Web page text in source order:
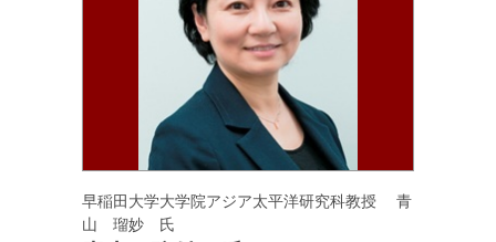
早稲田大学大学院アジア太平洋研究科教授 青
山 瑠妙 氏